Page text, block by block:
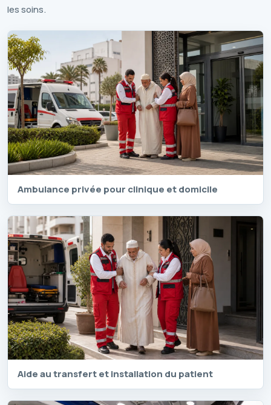
les soins.
Ambulance privée pour clinique et domicile
Aide au transfert et installation du patient